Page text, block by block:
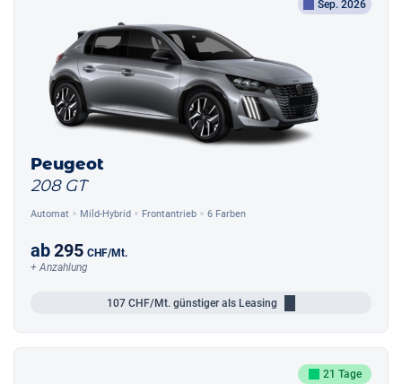
Sep. 2026
Peugeot
208 GT
Automat Mild-Hybrid Frontantrieb 6 Farben
ab295 CHF/Mt.
+ Anzahlung
107 CHF/Mt. günstiger als Leasing
21 Tage